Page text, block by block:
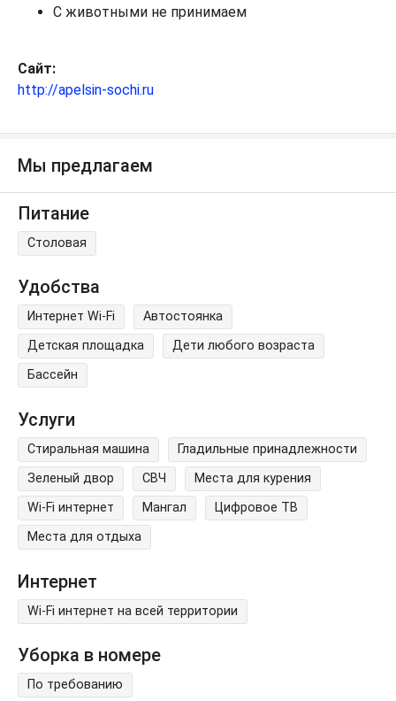
С животными не принимаем
Сайт:
http://apelsin-sochi.ru
Мы предлагаем
Питание
Столовая
Удобства
Интернет Wi-Fi
Автостоянка
Детская площадка
Дети любого возраста
Бассейн
Услуги
Стиральная машина
Гладильные принадлежности
Зеленый двор
СВЧ
Места для курения
Wi-Fi интернет
Мангал
Цифровое ТВ
Места для отдыха
Интернет
Wi-Fi интернет на всей территории
Уборка в номере
По требованию